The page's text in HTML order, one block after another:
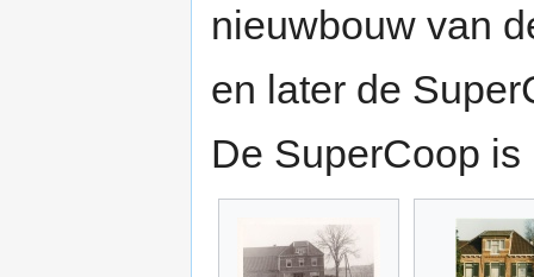
nieuwbouw van
en later de
De SuperCoop